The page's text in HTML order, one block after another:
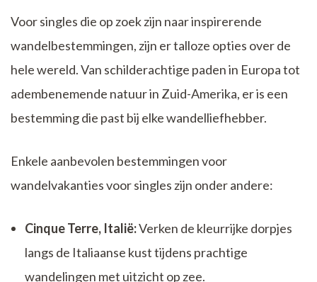
Voor singles die op zoek zijn naar inspirerende
wandelbestemmingen, zijn er talloze opties over de
hele wereld. Van schilderachtige paden in Europa tot
adembenemende natuur in Zuid-Amerika, er is een
bestemming die past bij elke wandelliefhebber.
Enkele aanbevolen bestemmingen voor
wandelvakanties voor singles zijn onder andere:
Cinque Terre, Italië:Verken de kleurrijke dorpjes
langs de Italiaanse kust tijdens prachtige
wandelingen met uitzicht op zee.